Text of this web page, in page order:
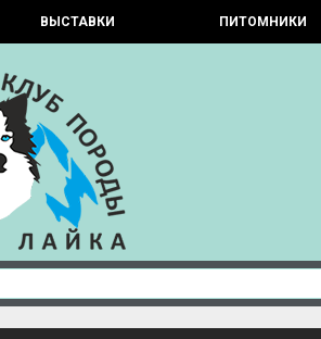
ВЫСТАВКИ ПИТОМНИКИ